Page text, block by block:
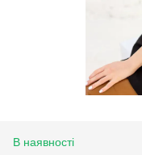
В наявності